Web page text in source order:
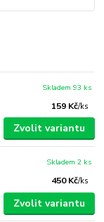
159 Kč/ks
Skladem 93 ks
Zvolit variantu
450 Kč/ks
Skladem 2 ks
Zvolit variantu